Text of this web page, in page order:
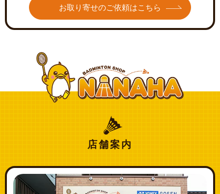
お取り寄せのご依頼はこちら
店舗案内